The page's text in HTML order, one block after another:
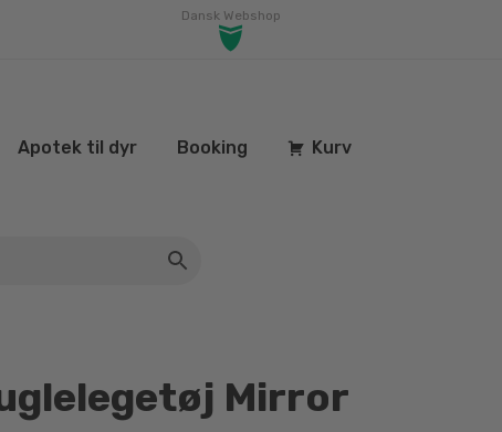
Dansk Webshop
Apotek til dyr Booking Kurv
Mirror